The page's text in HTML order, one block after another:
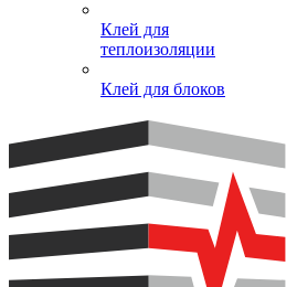
Клей для
теплоизоляции
Клей для блоков